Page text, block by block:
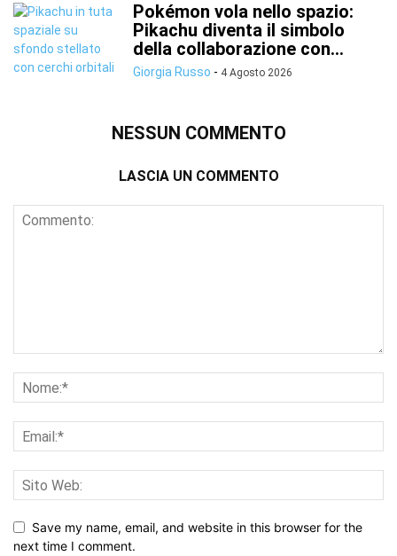
Pokémon vola nello spazio:
Pikachu diventa il simbolo
della collaborazione con...
Giorgia Russo - 4 Agosto 2026
NESSUN COMMENTO
LASCIA UN COMMENTO
Save my name, email, and website in this browser for the
next time I comment.